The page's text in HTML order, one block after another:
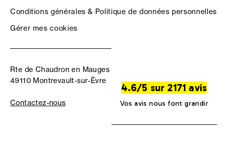
Conditions générales & Politique de données personnelles
Gérer mes cookies
Rte de Chaudron en Mauges
49110 Montrevault-sur-Èvre
Contactez-nous
4.6/5 sur 2171 avis
Vos avis nous font grandir